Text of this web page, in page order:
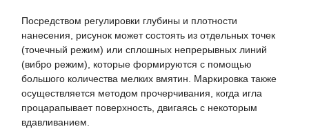
Посредством регулировки глубины и плотности
нанесения, рисунок может состоять из отдельных точек
(точечный режим) или сплошных непрерывных линий
(вибро режим), которые формируются с помощью
большого количества мелких вмятин. Маркировка также
осуществляется методом прочерчивания, когда игла
процарапывает поверхность, двигаясь с некоторым
вдавливанием.